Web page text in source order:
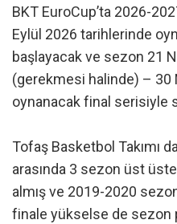
BKT EuroCup’ta 2026-
Eylül 2026 tarihlerinde
başlayacak ve sezon 21
(gerekmesi halinde) – 30
oynanacak final serisiyle
Tofaş Basketbol Takımı
arasında 3 sezon üst
almış ve 2019-2020
finale yükselse de sezon